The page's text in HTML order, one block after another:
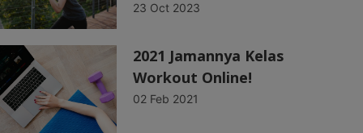
23 Oct 2023
2021 Jamannya Kelas
Workout Online!
02 Feb 2021